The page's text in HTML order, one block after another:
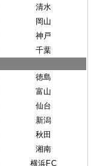
清水
岡山
神戸
千葉
徳島
富山
仙台
新潟
秋田
湘南
横浜FC